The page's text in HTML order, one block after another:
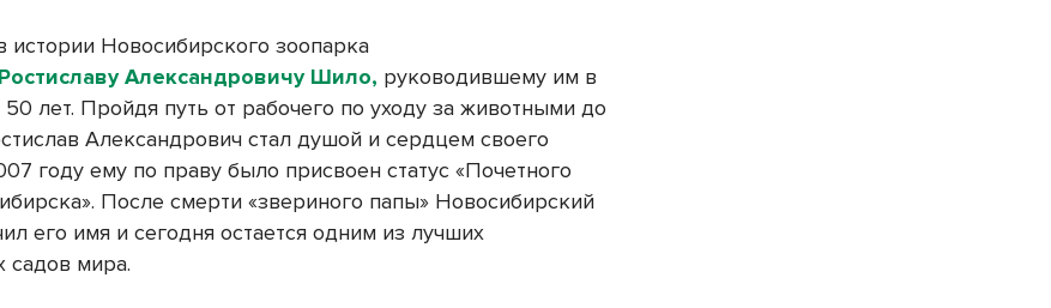
истории Новосибирского зоопарка
Ростиславу Александровичу Шило, руководившему им в
50 лет. Пройдя путь от рабочего по уходу за животными до
Александрович стал душой и сердцем своего
году ему по праву было присвоен статус «Почетного
После смерти «звериного папы» Новосибирский
его имя и сегодня остается одним из лучших
садов мира.